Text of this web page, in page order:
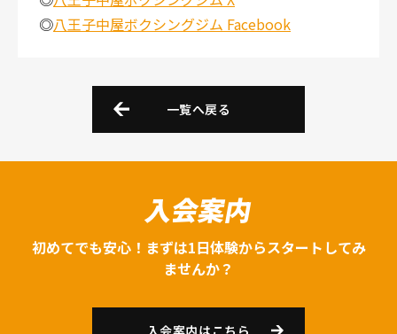
◎八王子中屋ボクシングジム Facebook
一覧へ戻る
入会案内
初めてでも安心！まずは1日体験からスタートしてみ
ませんか？
入会案内はこちら